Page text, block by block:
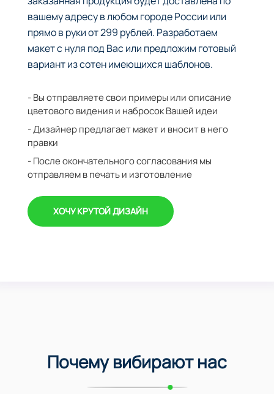
вашему адресу в любом городе России или
прямо в руки от 299 рублей. Разработаем
макет с нуля под Вас или предложим готовый
вариант из сотен имеющихся шаблонов.
- Вы отправляете свои примеры или описание
цветового видения и набросок Вашей идеи
- Дизайнер предлагает макет и вносит в него
правки
- После окончательного согласования мы
отправляем в печать и изготовление
ХОЧУ КРУТОЙ ДИЗАЙН
Почему вибирают нас